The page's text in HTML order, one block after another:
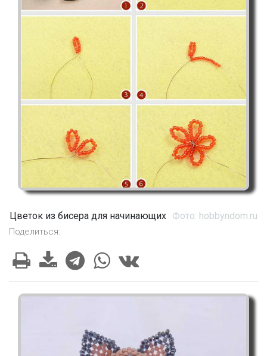
Цветок из бисера для начинающих Фото: hobbyndom.ru
Поделиться: